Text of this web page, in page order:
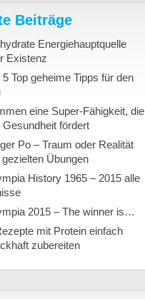
Beiträge
Energiehauptquelle
Existenz
Top geheime Tipps für den
eine Super-Fähigkeit, die
Gesundheit fördert
Po – Traum oder Realität
Übungen
History 1965 – 2015 alle
2015 – The winner is…
mit Protein einfach
zubereiten